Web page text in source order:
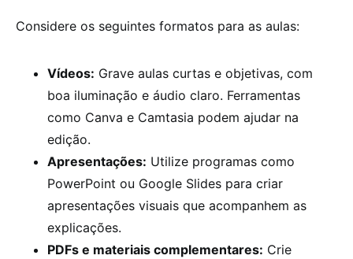
Considere os seguintes formatos para as aulas:
Vídeos: Grave aulas curtas e objetivas, com
boa iluminação e áudio claro. Ferramentas
como Canva e Camtasia podem ajudar na
edição.
Apresentações: Utilize programas como
PowerPoint ou Google Slides para criar
apresentações visuais que acompanhem as
explicações.
PDFs e materiais complementares: Crie